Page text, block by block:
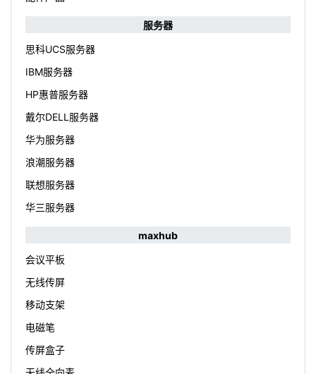
服务器
思科UCS服务器
IBM服务器
HP惠普服务器
戴尔DELL服务器
华为服务器
浪潮服务器
联想服务器
华三服务器
maxhub
会议平板
无线传屏
移动支架
电磁笔
传屏盒子